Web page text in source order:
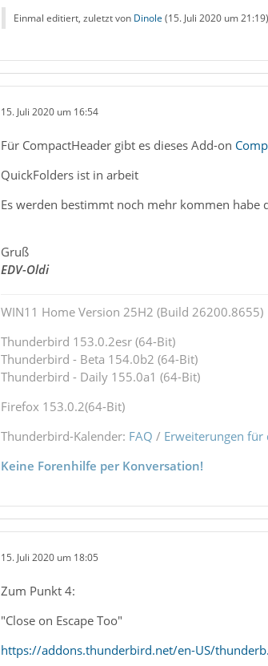
Einmal editiert, zuletzt von Dinole (15. Juli 2020 um 21:19)
15. Juli 2020 um 16:54
Für CompactHeader gibt es dieses Add-on
QuickFolders ist in arbeit
Es werden bestimmt noch mehr kommen habe
Gruß
EDV-Oldi
WIN11 Home Version 25H2 (Build 26200.8655)
Thunderbird 153.0.2esr (64-Bit)
Thunderbird - Beta 154.0b2 (64-Bit)
Thunderbird - Daily 155.0a1 (64-Bit)
Firefox 153.0.2(64-Bit)
Thunderbird-Kalender: FAQ / Erweiterungen für
Keine Forenhilfe per Konversation!
15. Juli 2020 um 18:05
Zum Punkt 4:
"Close on Escape Too"
https://addons.thunderbird.net/en-US/